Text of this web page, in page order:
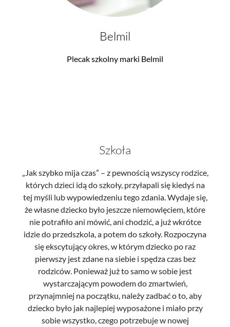
Belmil
Plecak szkolny marki Belmil
Szkoła
„Jak szybko mija czas” – z pewnością wszyscy rodzice,
których dzieci idą do szkoły, przyłapali się kiedyś na
tej myśli lub wypowiedzeniu tego zdania. Wydaje się,
że własne dziecko było jeszcze niemowlęciem, które
nie potrafiło ani mówić, ani chodzić, a już wkrótce
idzie do przedszkola, a potem do szkoły. Rozpoczyna
się ekscytujący okres, w którym dziecko po raz
pierwszy jest zdane na siebie i spędza czas bez
rodziców. Ponieważ już to samo w sobie jest
wystarczającym powodem do zmartwień,
przynajmniej na początku, należy zadbać o to, aby
dziecko było jak najlepiej wyposażone i miało przy
sobie wszystko, czego potrzebuje w nowej